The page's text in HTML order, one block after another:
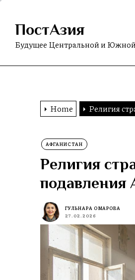
Skip
content
ПостАзия
Будущее Центральной и
Home Религия
АФГАНИСТАН
Религия
подавления
ГУЛЬНАРА ОМАРОВА
27.02.2026